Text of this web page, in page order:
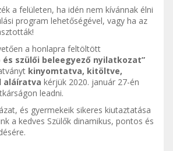
a felületen, ha idén nem kívánnak élni
program lehetőségével, vagy ha az
a honlapra feltöltött
és szülői beleegyező nyilatkozat”
kinyomtatva, kitöltve,
aláíratva kérjük 2020. január 27-én
leadni.
és gyermekeik sikeres kiutaztatása
a kedves Szülők dinamikus, pontos és